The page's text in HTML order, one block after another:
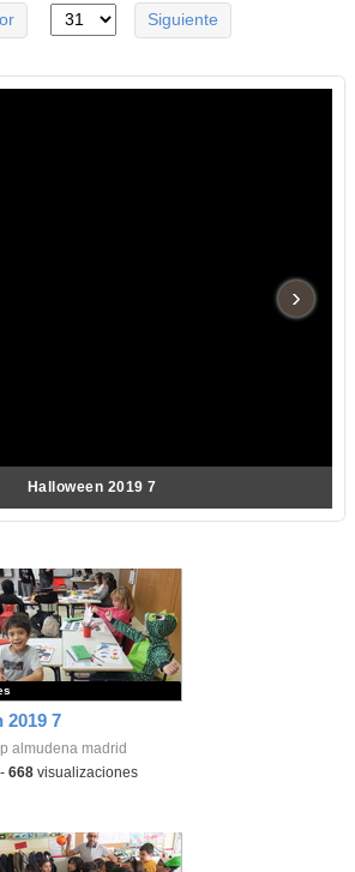
Siguiente
Halloween 2019 7
›
2019 7
almudena madrid
-668 visualizaciones